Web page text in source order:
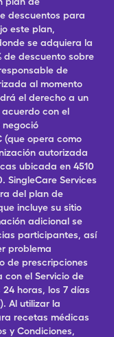
descuentos para
este plan,
se adquiera la
de descuento sobre
de
al momento
el derecho a un
con el
negoció
(que opera como
autorizada
ubicada en 4510
SingleCare Services
del plan de
incluye su sitio
adicional se
participantes, así
problema
de prescripciones
el Servicio de
horas, los 7 días
Al utilizar la
recetas médicas
y Condiciones,